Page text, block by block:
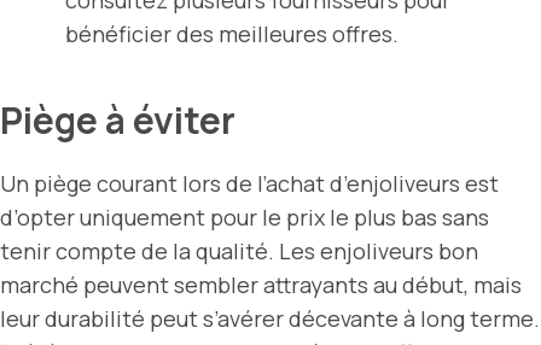
bénéficier des meilleures offres.
Piège à éviter
Un piège courant lors de l’achat d’enjoliveurs est
d’opter uniquement pour le prix le plus bas sans
tenir compte de la qualité. Les enjoliveurs bon
marché peuvent sembler attrayants au début, mais
leur durabilité peut s’avérer décevante à long terme.